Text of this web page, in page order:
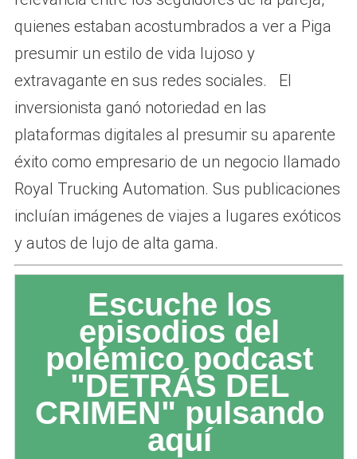
quienes estaban acostumbrados a ver a Piga
presumir un estilo de vida lujoso y
extravagante en sus redes sociales. El
inversionista ganó notoriedad en las
plataformas digitales al presumir su aparente
éxito como empresario de un negocio llamado
Royal Trucking Automation. Sus publicaciones
incluían imágenes de viajes a lugares exóticos
y autos de lujo de alta gama.
Escuche los
episodios del
polémico podcast
"DETRÁS DEL
CRIMEN" pulsando
aquí